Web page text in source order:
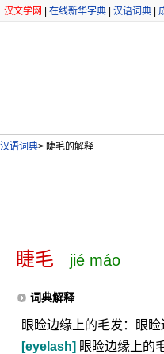
汉文学网 在线新华字典 汉语词典
汉语词典> 睫毛的解释
睫毛 jié máo
词典解释
眼睑边缘上的毛发：眼睑
[eyelash] 眼睑边缘上的